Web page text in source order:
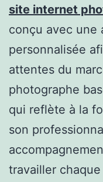
site internet
conçu avec une
personnalisée
attentes du
photographe
qui reflète à la
son
travailler